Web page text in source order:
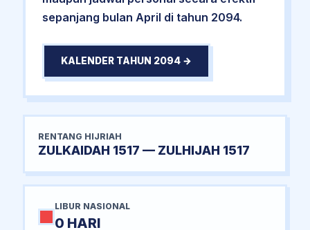
sepanjang bulan April di tahun 2094.
KALENDER TAHUN 2094 →
RENTANG HIJRIAH
ZULKAIDAH 1517 — ZULHIJAH 1517
LIBUR NASIONAL
0 HARI